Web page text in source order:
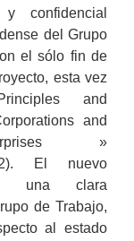
confidencial
del Grupo
el sólo fin de
esta vez
and
and
»
El nuevo
una clara
de Trabajo,
al estado